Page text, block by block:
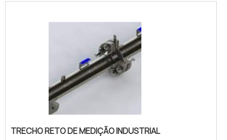
e comerciais do cliente, comprova sua
essência de trazer o melhor para todos os
montagem e desmontagem são muito
50% menos tempo de reparo; e 66,2L/min,
com 15% mais vazão.Esse equipamento
possui algumas outras características
técnicas, como: Conexões para fluídos: ½
NPTF-1/BSPP; Material de construção é
Polipropileno/Nylon condutor; Material de c.
TRECHO RETO DE MEDIÇÃO INDUSTRIAL